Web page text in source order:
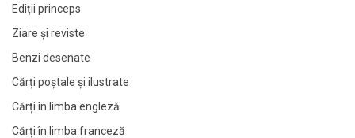
Ediții princeps
Ziare şi reviste
Benzi desenate
Cărți poștale și ilustrate
Cărți în limba engleză
Cărți în limba franceză